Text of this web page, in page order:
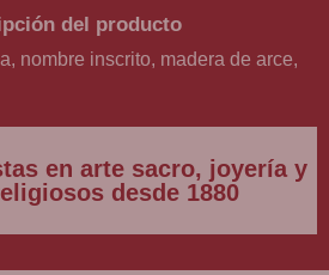
del producto
nombre inscrito, madera de arce,
en arte sacro, joyería y
desde 1880